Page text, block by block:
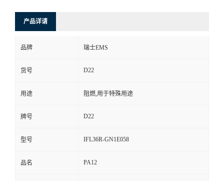
产品详请
品牌 瑞士EMS
货号 D22
用途 阻燃,用于特殊用途
牌号 D22
型号 IFL36R-GN1E058
品名 PA12